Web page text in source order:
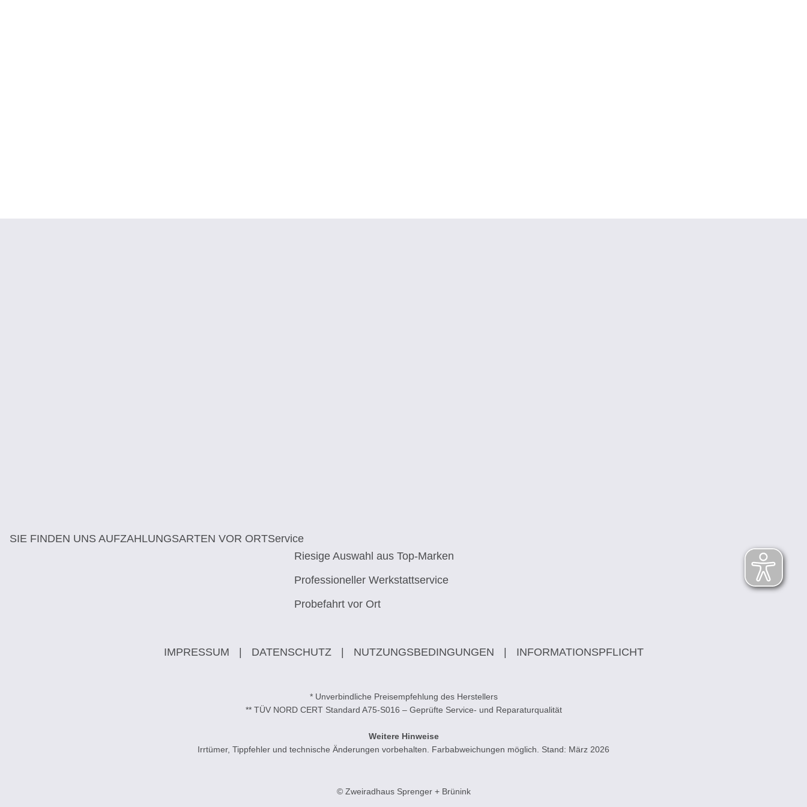
SIE FINDEN UNS AUFZAHLUNGSARTEN VOR ORTService
Riesige Auswahl aus Top-Marken
Professioneller Werkstattservice
Probefahrt vor Ort
IMPRESSUM DATENSCHUTZ NUTZUNGSBEDINGUNGEN INFORMATIONSPFLICHT
* Unverbindliche Preisempfehlung des Herstellers
** TÜV NORD CERT Standard A75-S016 – Geprüfte Service- und Reparaturqualität
Weitere Hinweise
Irrtümer, Tippfehler und technische Änderungen vorbehalten. Farbabweichungen möglich. Stand: März 2026
© Zweiradhaus Sprenger + Brünink